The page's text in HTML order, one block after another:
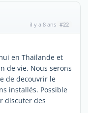
il y a 8 ans #22
en Thailande et
de vie. Nous serons
de decouvrir le
installés. Possible
discuter des